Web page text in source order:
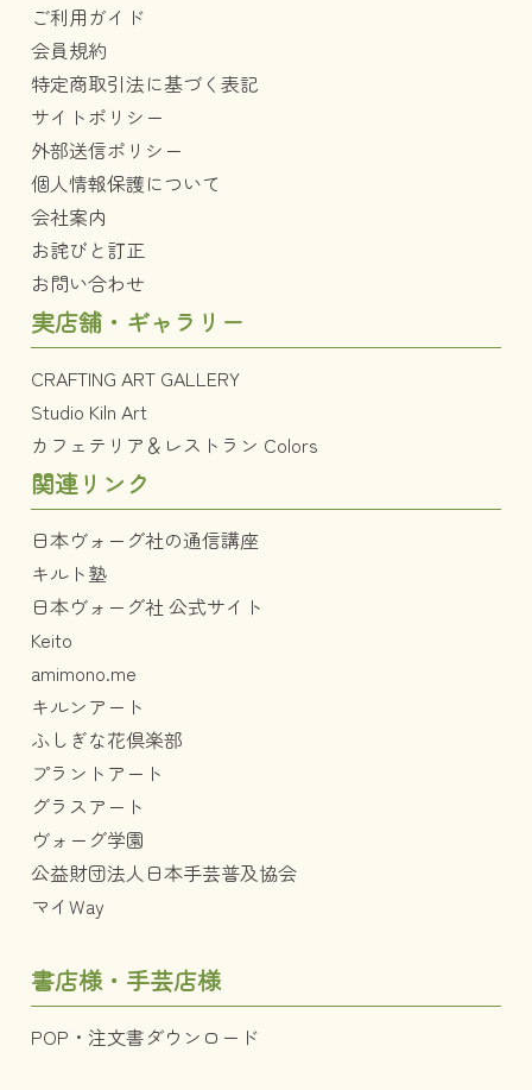
ご利用ガイド
会員規約
特定商取引法に基づく表記
サイトポリシー
外部送信ポリシー
個人情報保護について
会社案内
お詫びと訂正
お問い合わせ
実店舗・ギャラリー
CRAFTING ART GALLERY
Studio Kiln Art
カフェテリア＆レストラン Colors
関連リンク
日本ヴォーグ社の通信講座
キルト塾
日本ヴォーグ社 公式サイト
Keito
amimono.me
キルンアート
ふしぎな花倶楽部
プラントアート
グラスアート
ヴォーグ学園
公益財団法人日本手芸普及協会
マイWay
書店様・手芸店様
POP・注文書ダウンロード